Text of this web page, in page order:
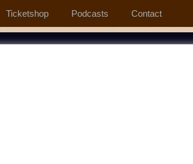
Ticketshop Podcasts Contact